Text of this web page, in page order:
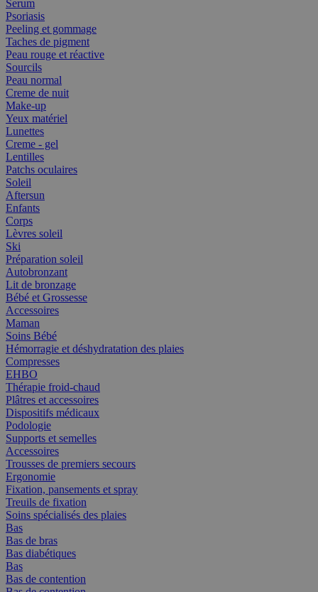
Serum
Psoriasis
Peeling et gommage
Taches de pigment
Peau rouge et réactive
Sourcils
Peau normal
Creme de nuit
Make-up
Yeux matériel
Lunettes
Creme - gel
Lentilles
Patchs oculaires
Soleil
Aftersun
Enfants
Corps
Lèvres soleil
Ski
Préparation soleil
Autobronzant
Lit de bronzage
Bébé et Grossesse
Accessoires
Maman
Soins Bébé
Hémorragie et déshydratation des plaies
Compresses
EHBO
Thérapie froid-chaud
Plâtres et accessoires
Dispositifs médicaux
Podologie
Supports et semelles
Accessoires
Trousses de premiers secours
Ergonomie
Fixation, pansements et spray
Treuils de fixation
Soins spécialisés des plaies
Bas
Bas de bras
Bas diabétiques
Bas
Bas de contention